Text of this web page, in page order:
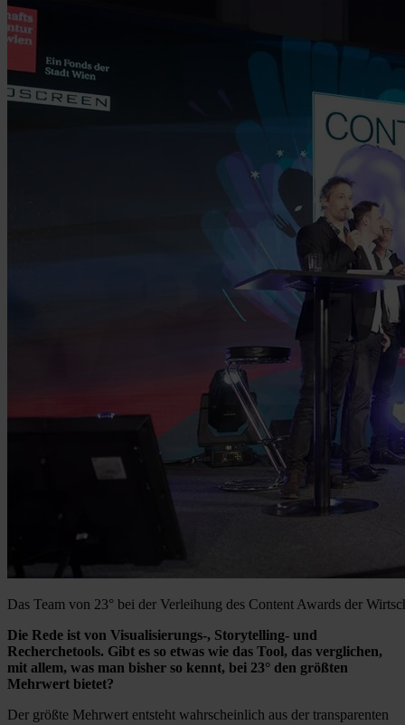
Das Team von 23° bei der Verleihung des Content Awards der
Die Rede ist von Visualisierungs-, Storytelling- und
Recherchetools. Gibt es so etwas wie das Tool, das verglichen,
mit allem, was man bisher so kennt, bei 23° den größten
Mehrwert bietet?
Der größte Mehrwert entsteht wahrscheinlich aus der transparenten